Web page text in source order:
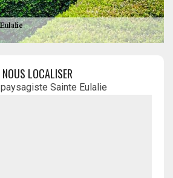
NOUS LOCALISER
Sainte Eulalie